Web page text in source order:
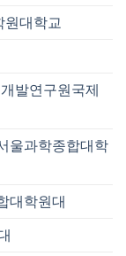
원대학교
개발연구원국제
서울과학종합대학
대학원대